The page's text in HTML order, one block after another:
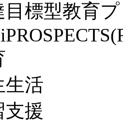
目標型教育
生活
支援